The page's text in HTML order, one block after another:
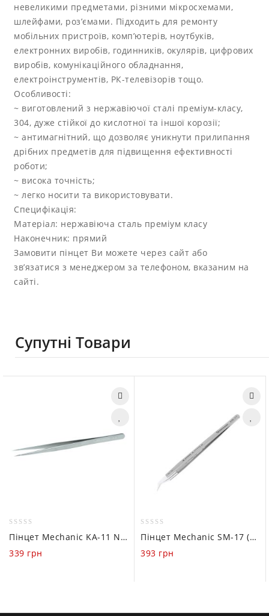
невеликими предметами, різними мікросхемами,
шлейфами, роз’ємами. Підходить для ремонту
мобільних пристроїв, комп’ютерів, ноутбуків,
електронних виробів, годинників, окулярів, цифрових
виробів, комунікаційного обладнання,
електроінструментів, РК-телевізорів тощо.
Особливості:
~ виготовлений з нержавіючої сталі преміум-класу,
304, дуже стійкої до кислотної та іншої корозії;
~ антимагнітний, що дозволяє уникнути прилипання
дрібних предметів для підвищення ефективності
роботи;
~ висока точність;
~ легко носити та використовувати.
Специфікація:
Матеріал: нержавіюча сталь преміум класу
Наконечник: прямий
Замовити пінцет Ви можете через сайт або
зв’язатися з менеджером за телефоном, вказаним на
сайті.
Супутні Товари
out
of
Пінцет Mechanic KA-11 Non-magnetic Micrometer (прямий)
339 грн
out
of
Пінцет Mechanic SM-17 (вигнутий, з керамічним наконечником)
393 грн